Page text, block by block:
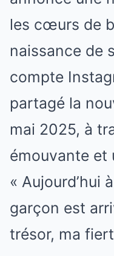
les cœurs de
naissance de
compte
partagé la
mai 2025, à
émouvante et
« Aujourd’hui
garçon est
trésor, ma